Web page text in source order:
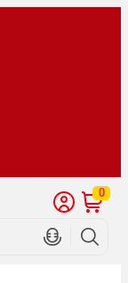
0